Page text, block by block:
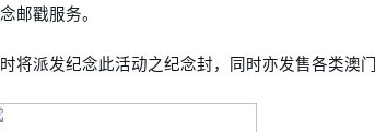
邮戳服务。
将派发纪念此活动之纪念封，同时亦发售各类澳